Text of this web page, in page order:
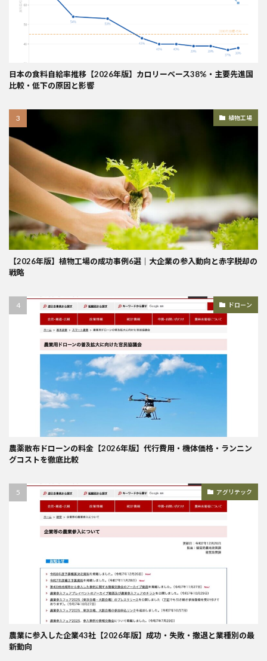
日本の食料自給率推移【2026年版】カロリーベース38%・主要先進国
比較・低下の原因と影響
植物工場
【2026年版】植物工場の成功事例6選｜大企業の参入動向と赤字脱却の
戦略
ドローン
農薬散布ドローンの料金【2026年版】代行費用・機体価格・ランニン
グコストを徹底比較
アグリテック
農業に参入した企業43社【2026年版】成功・失敗・撤退と業種別の最
新動向